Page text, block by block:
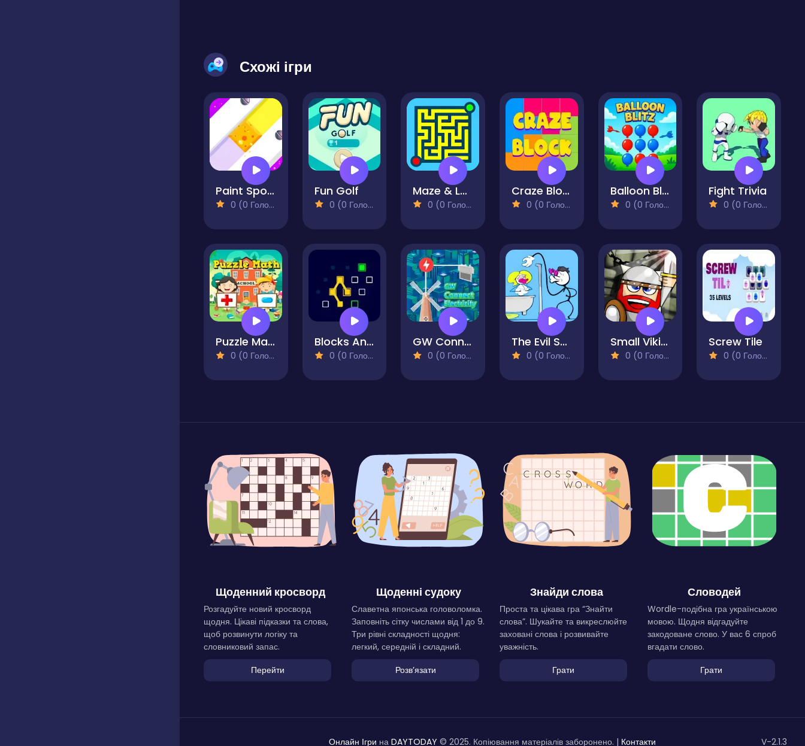
Схожі ігри
Paint Sponges Puzzle
0 (0 Голосів)
Fun Golf
0 (0 Голосів)
Maze & Labyrinth
0 (0 Голосів)
Craze Block
0 (0 Голосів)
Balloon Blitz
0 (0 Голосів)
Fight Trivia
0 (0 Голосів)
Puzzle Math
0 (0 Голосів)
Blocks And Lines - Puzzle
0 (0 Голосів)
GW Connect Electricity
0 (0 Голосів)
The Evil Stickman
0 (0 Голосів)
Small Viking
0 (0 Голосів)
Screw Tile
0 (0 Голосів)
Щоденний кросворд
Розгадуйте новий кросворд
щодня. Цікаві підказки та слова,
щоб розвинути логіку та
словниковий запас.
Перейти
Щоденні судоку
Славетна японська головоломка.
Заповніть сітку числами від 1 до 9.
Три рівні складності щодня:
легкий, середній і складний.
Розвʼязати
Знайди слова
Проста та цікава гра “Знайти
слова”. Шукайте та викреслюйте
заховані слова і розвивайте
уважність.
Грати
Словодей
Wordle-подібна гра українською
мовою. Щодня відгадуйте
закодоване слово. У вас 6 спроб
вгадати слово.
Грати
Онлайн Ігри на DAYTODAY © 2025. Копіювання матеріалів заборонено. | Контакти V-2.1.3